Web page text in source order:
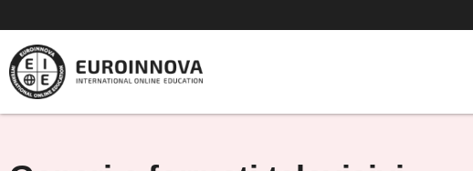
al
contenuto